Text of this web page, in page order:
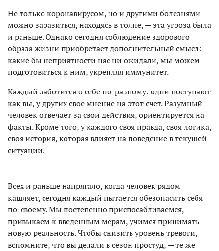
Не только коронавирусом, но и другими болезнями
можно заразиться, находясь в толпе, — эта угроза была
и раньше. Однако сегодня соблюдение здорового
образа жизни приобретает дополнительный смысл:
какие бы неприятности нас ни ожидали, мы можем
подготовиться к ним, укрепляя иммунитет.
Каждый заботится о себе по-разному: одни поступают
как вы, у других свое мнение на этот счет. Разумный
человек отвечает за свои действия, ориентируется на
факты. Кроме того, у каждого своя правда, своя логика,
своя история, которая влияет на поведение в текущей
ситуации.
Всех и раньше напрягало, когда человек рядом
кашляет, сегодня каждый пытается обезопасить себя
по-своему. Мы постепенно приспосабливаемся,
привыкаем к введенным мерам, учимся принимать
новую реальность. Чтобы снизить уровень тревоги,
вспомните, что вы делали в сезон простуд, — те же